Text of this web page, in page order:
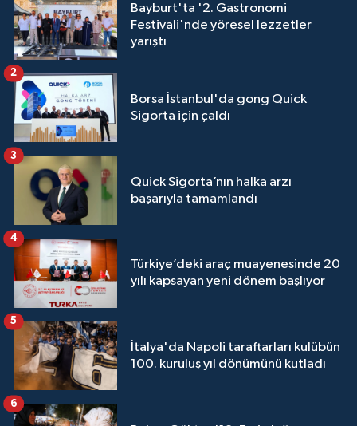
Bayburt'ta '2. Gastronomi
Festivali'nde yöresel lezzetler
yarıştı
Borsa İstanbul'da gong Quick
Sigorta için çaldı
2
Quick Sigorta’nın halka arzı
başarıyla tamamlandı
3
Türkiye’deki araç muayenesinde 20
yılı kapsayan yeni dönem başlıyor
4
İtalya'da Napoli taraftarları kulübün
100. kuruluş yıl dönümünü kutladı
5
6